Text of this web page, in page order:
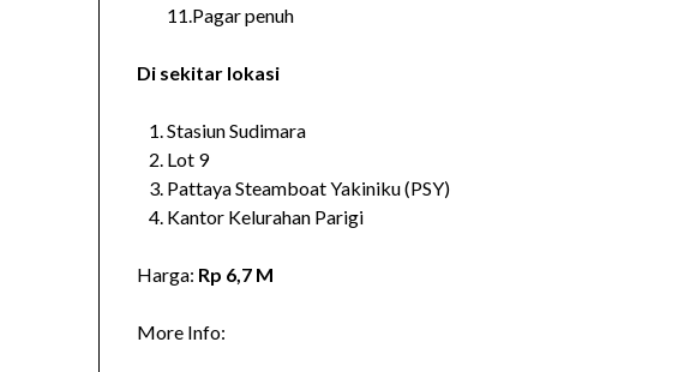
11.Pagar penuh
Di sekitar lokasi
Stasiun Sudimara
Lot 9
Pattaya Steamboat Yakiniku (PSY)
Kantor Kelurahan Parigi
Harga: Rp 6,7 M
More Info: